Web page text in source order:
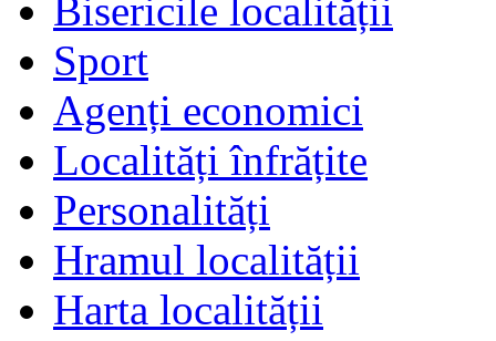
Bisericile localității
Sport
Agenți economici
Localități înfrățite
Personalități
Hramul localității
Harta localității